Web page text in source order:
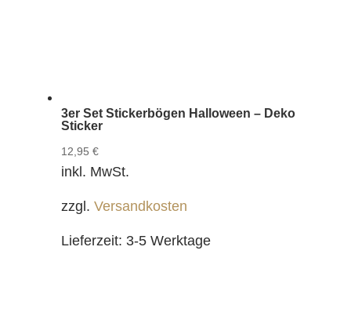
3er Set Stickerbögen Halloween – Deko
Sticker
12,95 €
inkl. MwSt.
zzgl. Versandkosten
Lieferzeit: 3-5 Werktage